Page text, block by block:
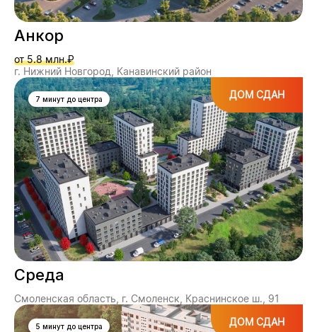
Анкор
от 5.8 млн.₽
г. Нижний Новгород, Канавинский район
7 минут до центра ДОМ СДАН
Среда
Смоленская область, г. Смоленск, Краснинское ш., 91
5 минут до центра ДОМ СДАН